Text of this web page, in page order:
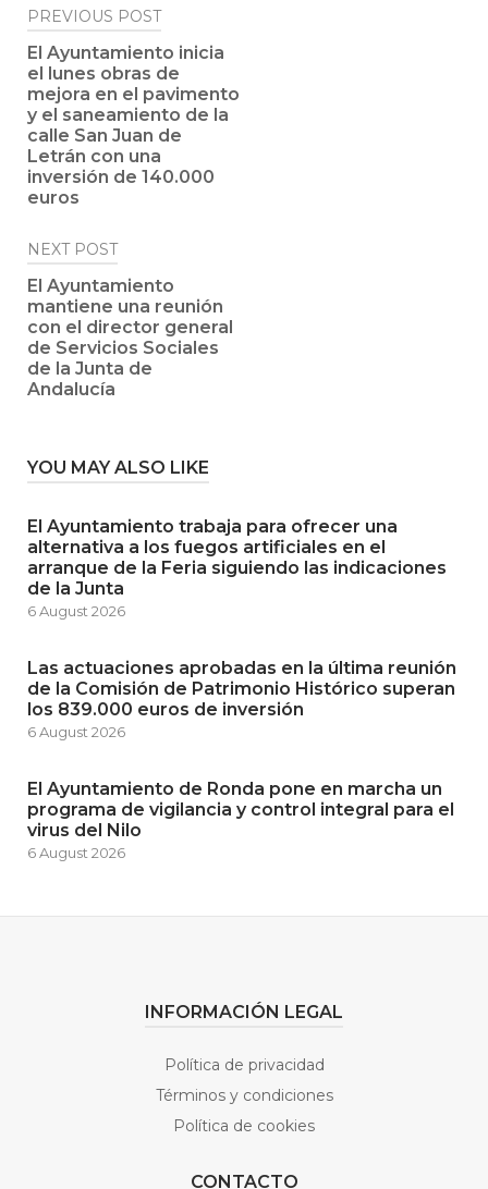
Post
navigation
PREVIOUS POST
El Ayuntamiento inicia
el lunes obras de
mejora en el pavimento
y el saneamiento de la
calle San Juan de
Letrán con una
inversión de 140.000
euros
NEXT POST
El Ayuntamiento
mantiene una reunión
con el director general
de Servicios Sociales
de la Junta de
Andalucía
YOU MAY ALSO LIKE
El Ayuntamiento trabaja para ofrecer una
alternativa a los fuegos artificiales en el
arranque de la Feria siguiendo las indicaciones
de la Junta
6 August 2026
Las actuaciones aprobadas en la última reunión
de la Comisión de Patrimonio Histórico superan
los 839.000 euros de inversión
6 August 2026
El Ayuntamiento de Ronda pone en marcha un
programa de vigilancia y control integral para el
virus del Nilo
6 August 2026
INFORMACIÓN LEGAL
Política de privacidad
Términos y condiciones
Política de cookies
CONTACTO